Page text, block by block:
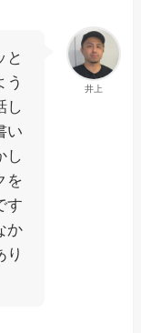
井上
と
う
し
い
し
を
す
か
り